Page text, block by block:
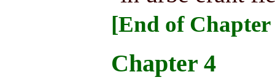
[End of Chapter
Chapter 4